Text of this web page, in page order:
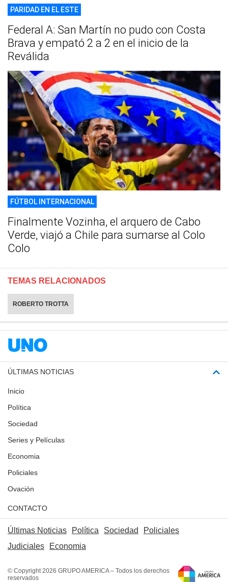
PARIDAD EN EL ESTE
Federal A: San Martín no pudo con Costa
Brava y empató 2 a 2 en el inicio de la
Reválida
FÚTBOL INTERNACIONAL
Finalmente Vozinha, el arquero de Cabo
Verde, viajó a Chile para sumarse al Colo
Colo
TEMAS RELACIONADOS
ROBERTO TROTTA
ÚLTIMAS NOTICIAS
Inicio
Política
Sociedad
Series y Películas
Economia
Policiales
Ovación
CONTACTO
Últimas Noticias Política Sociedad
Policiales
Judiciales
Economia
© Copyright 2026 GRUPO AMERICA – Todos los derechos
reservados